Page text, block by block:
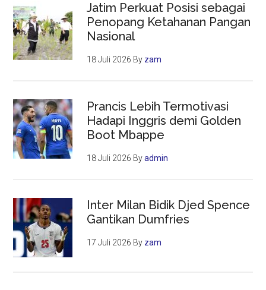
Jatim Perkuat Posisi sebagai
Penopang Ketahanan Pangan
Nasional
18 Juli 2026 By zam
Prancis Lebih Termotivasi
Hadapi Inggris demi Golden
Boot Mbappe
18 Juli 2026 Byadmin
Inter Milan Bidik Djed Spence
Gantikan Dumfries
17 Juli 2026 By zam